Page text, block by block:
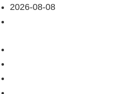
2026-08-08